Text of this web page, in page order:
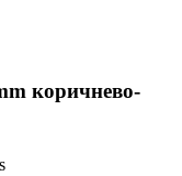
коричнево-